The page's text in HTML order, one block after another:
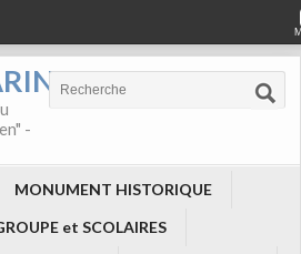
-
MONUMENT HISTORIQUE
et SCOLAIRES